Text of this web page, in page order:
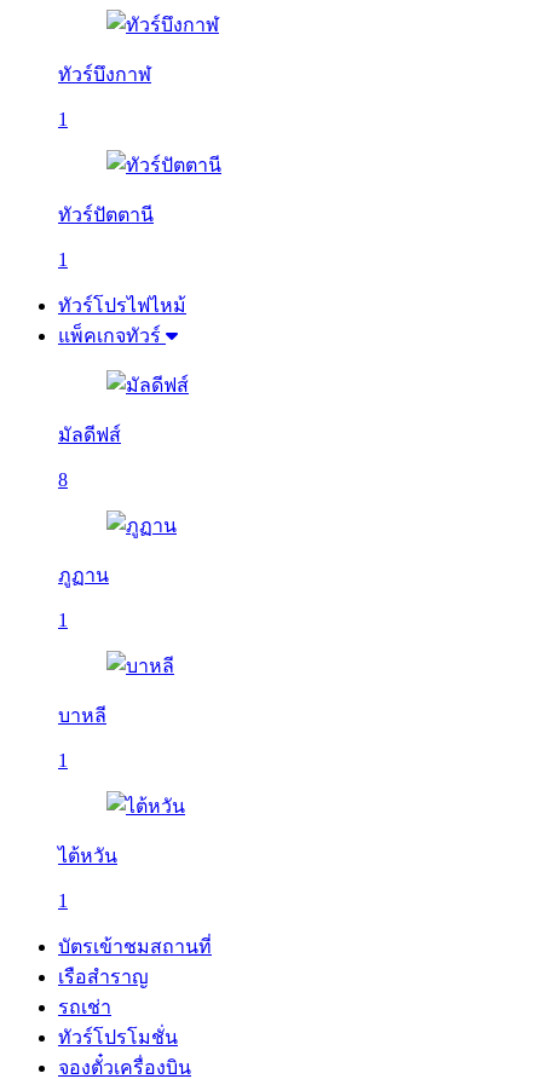
ทัวร์บึงกาฬ
1
ทัวร์ปัตตานี
1
ทัวร์โปรไฟไหม้
แพ็คเกจทัวร์
มัลดีฟส์
8
ภูฏาน
1
บาหลี
1
ไต้หวัน
1
บัตรเข้าชมสถานที่
เรือสำราญ
รถเช่า
ทัวร์โปรโมชั่น
จองตั๋วเครื่องบิน